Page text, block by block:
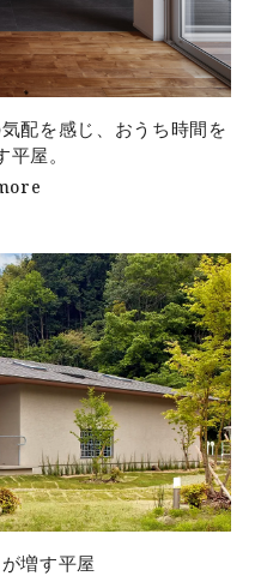
配を感じ、おうち時間を
屋。
増す平屋